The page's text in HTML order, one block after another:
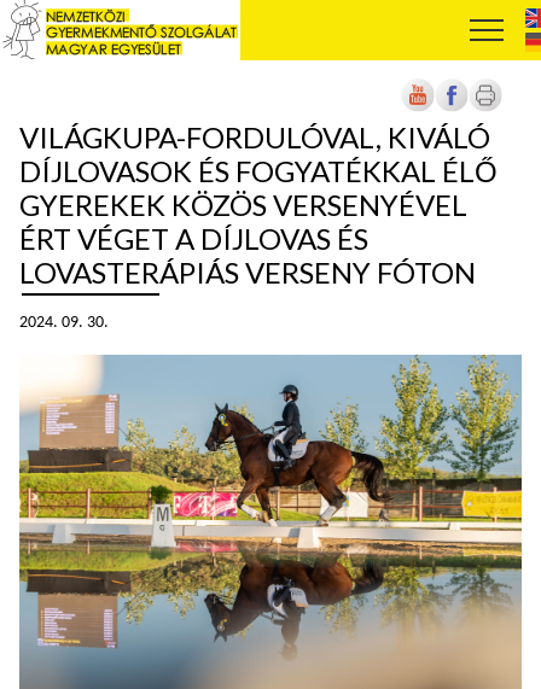
VILÁGKUPA-FORDULÓVAL, KIVÁLÓ
DÍJLOVASOK ÉS FOGYATÉKKAL ÉLŐ
GYEREKEK KÖZÖS VERSENYÉVEL
ÉRT VÉGET A DÍJLOVAS ÉS
LOVASTERÁPIÁS VERSENY FÓTON
2024. 09. 30.